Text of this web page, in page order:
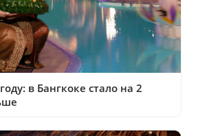
в Бангкоке стало на 2